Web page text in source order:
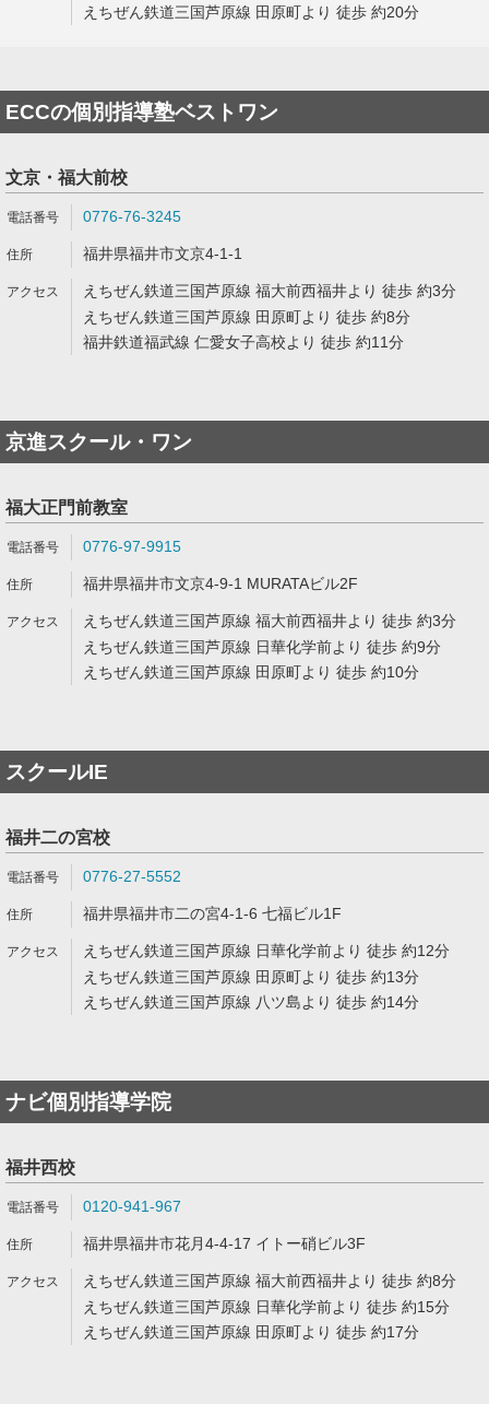
えちぜん鉄道三国芦原線 田原町より 徒歩 約20分
ECCの個別指導塾ベストワン
文京・福大前校
0776-76-3245
福井県福井市文京4-1-1
えちぜん鉄道三国芦原線 福大前西福井より 徒歩 約3分
えちぜん鉄道三国芦原線 田原町より 徒歩 約8分
福井鉄道福武線 仁愛女子高校より 徒歩 約11分
京進スクール・ワン
福大正門前教室
0776-97-9915
福井県福井市文京4-9-1 MURATAビル2F
えちぜん鉄道三国芦原線 福大前西福井より 徒歩 約3分
えちぜん鉄道三国芦原線 日華化学前より 徒歩 約9分
えちぜん鉄道三国芦原線 田原町より 徒歩 約10分
スクールIE
福井二の宮校
0776-27-5552
福井県福井市二の宮4-1-6 七福ビル1F
えちぜん鉄道三国芦原線 日華化学前より 徒歩 約12分
えちぜん鉄道三国芦原線 田原町より 徒歩 約13分
えちぜん鉄道三国芦原線 八ツ島より 徒歩 約14分
ナビ個別指導学院
福井西校
0120-941-967
福井県福井市花月4-4-17 イトー硝ビル3F
えちぜん鉄道三国芦原線 福大前西福井より 徒歩 約8分
えちぜん鉄道三国芦原線 日華化学前より 徒歩 約15分
えちぜん鉄道三国芦原線 田原町より 徒歩 約17分